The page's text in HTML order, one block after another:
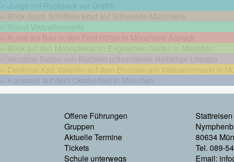
Footermenu
Links
Offene Führungen
Gruppen
Aktuelle Termine
Tickets
Schule unterwegs
80634
Tel. 089-
Email: